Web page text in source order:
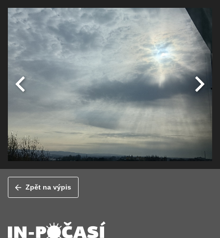
Zpět na výpis